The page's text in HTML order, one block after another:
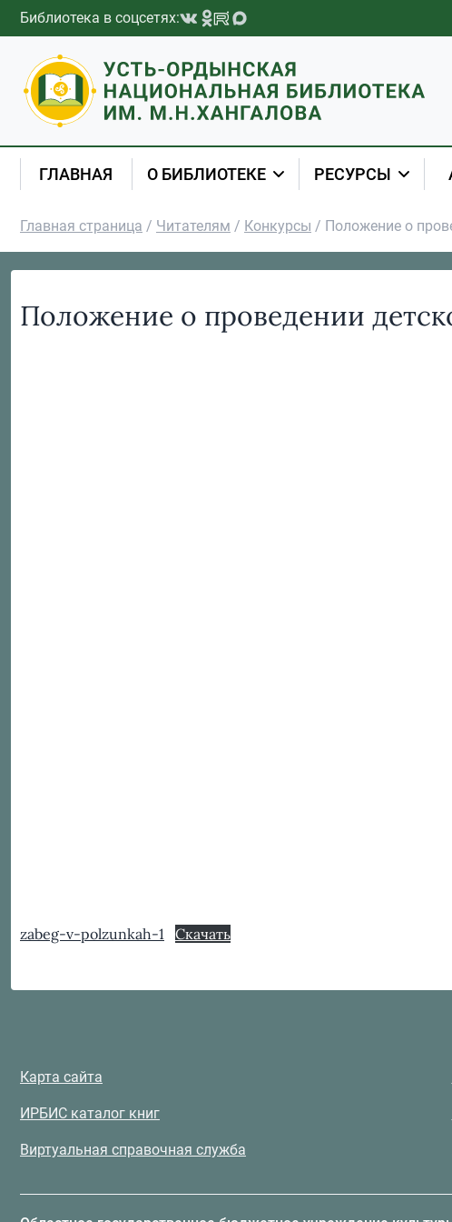
Перейти к содержимому
Библиотека в соцсетях:
ГЛАВНАЯ О БИБЛИОТЕКЕ РЕСУРСЫ
Главная страница / Читателям / Конкурсы / Положение о
Положение о проведении
zabeg-v-polzunkah-1 Скачать
Карта сайта
ИРБИС каталог книг
Виртуальная справочная служба